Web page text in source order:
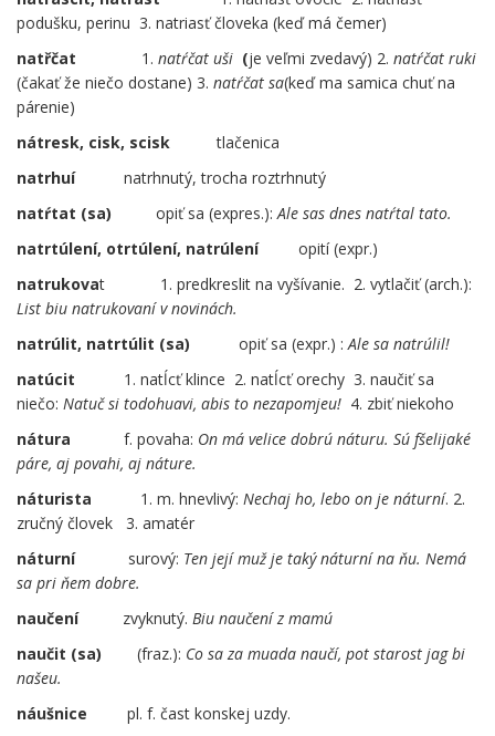
podušku, perinu 3. natriasť človeka (keď má čemer)
natřčat
1.natŕčat uši (je veľmi zvedavý) 2.natŕčat ruki
(čakať že niečo dostane) 3. natŕčat sa(keď ma samica chuť na
párenie)
nátresk, cisk, scisk
tlačenica
natrhuí natrhnutý, trocha roztrhnutý
natŕtat (sa) opiť sa (expres.): Ale sas dnes natŕtal tato.
natrtúlení, otrtúlení, natrúlení opití (expr.)
natrukovat
1. predkreslit na vyšívanie. 2. vytlačiť (arch.):
List biu natrukovaní v novinách.
natrúlit, natrtúlit (sa) opiť sa (expr.) : Ale sa natrúlil!
natúcit 1. natĺcť klince 2. natĺcť orechy 3. naučiť sa
niečo: Natuč si todohuavi, abis to nezapomjeu! 4. zbiť niekoho
nátura f. povaha: On má velice dobrú náturu. Sú fšelijaké
páre, aj povahi, aj náture.
náturista 1. m. hnevlivý: Nechaj ho, lebo on je náturní. 2.
zručný človek 3. amatér
náturní surový: Ten její muž je taký náturní na ňu. Nemá
sa pri ňem dobre.
naučenízvyknutý. Biu naučení z mamú
naučit (sa) (fraz.): Co sa za muada naučí, pot starost jag bi
našeu.
náušnice pl. f. čast konskej uzdy.